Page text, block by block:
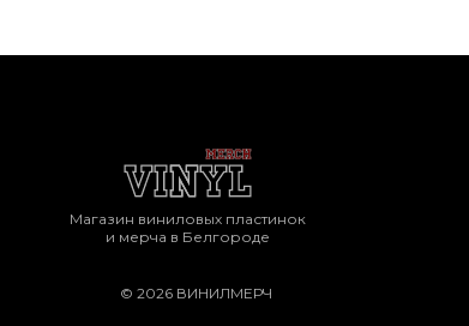
Магазин виниловых пластинок
и мерча в Белгороде
© 2026 ВИНИЛМЕРЧ